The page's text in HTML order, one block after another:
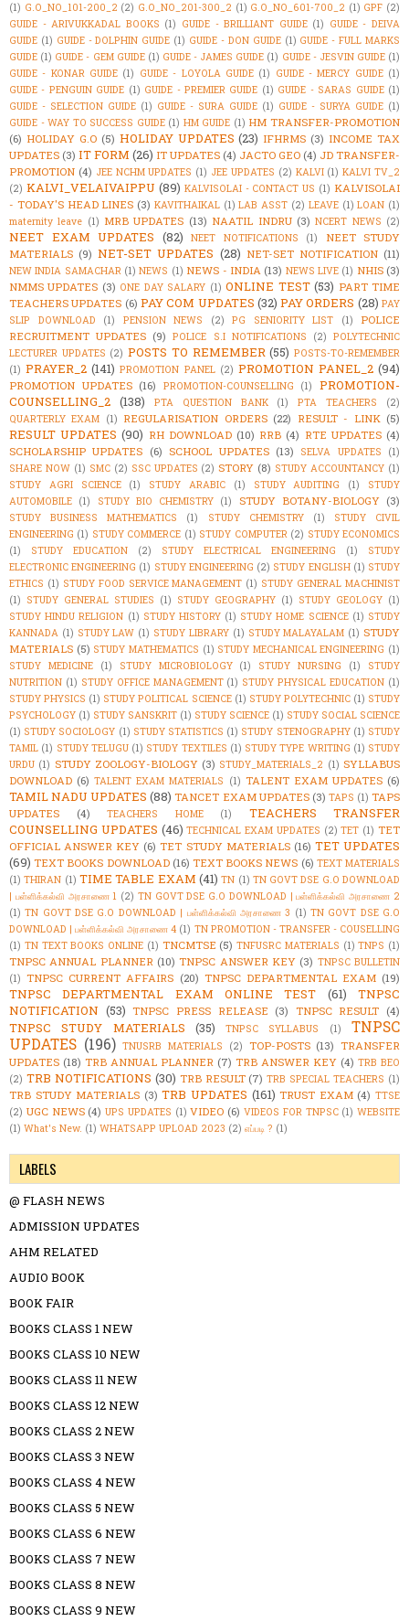
(1) G.O_NO_101-200_2 (2) G.O_NO_201-300_2 (1) G.O_NO_601-700_2 (1) GPF (2)
GUIDE - ARIVUKKADAL BOOKS (1) GUIDE - BRILLIANT GUIDE (1) GUIDE - DEIVA
GUIDE (1) GUIDE - DOLPHIN GUIDE (1) GUIDE - DON GUIDE (1) GUIDE - FULL MARKS
GUIDE (1) GUIDE - GEM GUIDE (1) GUIDE - JAMES GUIDE (1) GUIDE - JESVIN GUIDE (1)
GUIDE - KONAR GUIDE (1) GUIDE - LOYOLA GUIDE (1) GUIDE - MERCY GUIDE (1)
GUIDE - PENGUIN GUIDE (1) GUIDE - PREMIER GUIDE (1) GUIDE - SARAS GUIDE (1)
GUIDE - SELECTION GUIDE (1) GUIDE - SURA GUIDE (1) GUIDE - SURYA GUIDE (1)
GUIDE - WAY TO SUCCESS GUIDE (1) HM GUIDE (1) HM TRANSFER-PROMOTION
(6) HOLIDAY G.O (5) HOLIDAY UPDATES (23) IFHRMS (3) INCOME TAX
UPDATES (3) IT FORM (26) IT UPDATES (4) JACTO GEO (4) JD TRANSFER-
PROMOTION (4) JEE NCHM UPDATES (1) JEE UPDATES (2) KALVI (1) KALVI TV_2
(2) KALVI_VELAIVAIPPU (89) KALVISOLAI - CONTACT US (1) KALVISOLAI
- TODAY'S HEAD LINES (3) KAVITHAIKAL (1) LAB ASST (2) LEAVE (1) LOAN (1)
maternity leave (1) MRB UPDATES (13) NAATIL INDRU (3) NCERT NEWS (2)
NEET EXAM UPDATES (82) NEET NOTIFICATIONS (1)
NEET STUDY
MATERIALS (9) NET-SET UPDATES (28) NET-SET NOTIFICATION (11)
NEW INDIA SAMACHAR (1) NEWS (1) NEWS - INDIA (13) NEWS LIVE (1) NHIS (3)
NMMS UPDATES (3) ONE DAY SALARY (1) ONLINE TEST (53) PART TIME
TEACHERS UPDATES (6) PAY COM UPDATES (32) PAY ORDERS (28) PAY
SLIP DOWNLOAD
(1) PENSION NEWS (2) PG SENIORITY LIST (1)
POLICE
RECRUITMENT UPDATES (9) POLICE S.I NOTIFICATIONS (2) POLYTECHNIC
LECTURER UPDATES (2) POSTS TO REMEMBER (55) POSTS-TO-REMEMBER
(1) PRAYER_2 (141) PROMOTION PANEL (2) PROMOTION PANEL_2 (94)
PROMOTION UPDATES (16) PROMOTION-COUNSELLING (1)
PROMOTION-
COUNSELLING_2 (138) PTA QUESTION BANK (1) PTA TEACHERS
(2)
QUARTERLY EXAM (1) REGULARISATION ORDERS (22) RESULT - LINK (5)
RESULT UPDATES (90) RH DOWNLOAD (10) RRB (4) RTE UPDATES (4)
SCHOLARSHIP UPDATES (6) SCHOOL UPDATES (13) SELVA UPDATES
(1)
SHARE NOW (1) SMC (2) SSC UPDATES (2) STORY (8) STUDY ACCOUNTANCY (1)
STUDY AGRI SCIENCE
(1) STUDY ARABIC (1) STUDY AUDITING (1)
STUDY
AUTOMOBILE (1) STUDY BIO CHEMISTRY (1) STUDY BOTANY-BIOLOGY (3)
STUDY BUSINESS MATHEMATICS (1) STUDY CHEMISTRY (1)
STUDY CIVIL
ENGINEERING (1) STUDY COMMERCE (1) STUDY COMPUTER (2) STUDY ECONOMICS
(1)
STUDY EDUCATION (2) STUDY ELECTRICAL ENGINEERING (1)
STUDY
ELECTRONIC ENGINEERING (1) STUDY ENGINEERING (2) STUDY ENGLISH (1) STUDY
ETHICS (1) STUDY FOOD SERVICE MANAGEMENT (1) STUDY GENERAL MACHINIST
(1) STUDY GENERAL STUDIES (1) STUDY GEOGRAPHY (1) STUDY GEOLOGY (1)
STUDY HINDU RELIGION (1) STUDY HISTORY (1) STUDY HOME SCIENCE (1) STUDY
KANNADA (1) STUDY LAW (1) STUDY LIBRARY (1) STUDY MALAYALAM (1) STUDY
MATERIALS (5) STUDY MATHEMATICS (1) STUDY MECHANICAL ENGINEERING (1)
STUDY MEDICINE
(1) STUDY MICROBIOLOGY (1) STUDY NURSING (1)
STUDY
NUTRITION (1) STUDY OFFICE MANAGEMENT (1) STUDY PHYSICAL EDUCATION (1)
STUDY PHYSICS (1) STUDY POLITICAL SCIENCE (1) STUDY POLYTECHNIC (1) STUDY
PSYCHOLOGY (1) STUDY SANSKRIT (1) STUDY SCIENCE (1) STUDY SOCIAL SCIENCE
(1) STUDY SOCIOLOGY (1) STUDY STATISTICS (1) STUDY STENOGRAPHY (1) STUDY
TAMIL (1) STUDY TELUGU (1) STUDY TEXTILES (1) STUDY TYPE WRITING (1) STUDY
URDU (1) STUDY ZOOLOGY-BIOLOGY (3) STUDY_MATERIALS_2 (1) SYLLABUS
DOWNLOAD (6) TALENT EXAM MATERIALS (1) TALENT EXAM UPDATES (6)
TAMIL NADU UPDATES (88) TANCET EXAM UPDATES (3) TAPS (1) TAPS
UPDATES
(4) TEACHERS HOME (1)
TEACHERS TRANSFER
COUNSELLING UPDATES (46) TECHNICAL EXAM UPDATES (2) TET (1) TET
OFFICIAL ANSWER KEY (6) TET STUDY MATERIALS (16) TET UPDATES
(69) TEXT BOOKS DOWNLOAD (16) TEXT BOOKS NEWS (6) TEXT MATERIALS
(1) THIRAN (1) TIME TABLE EXAM (41) TN (1) TN GOVT DSE G.O DOWNLOAD
| பள்ளிக்கல்வி அரசாணை 1 (2) TN GOVT DSE G.O DOWNLOAD | பள்ளிக்கல்வி அரசாணை 2
(1) TN GOVT DSE G.O DOWNLOAD | பள்ளிக்கல்வி அரசாணை 3 (1) TN GOVT DSE G.O
DOWNLOAD | பள்ளிக்கல்வி அரசாணை 4 (1) TN PROMOTION - TRANSFER - COUSELLING
(1) TN TEXT BOOKS ONLINE (1) TNCMTSE (5) TNFUSRC MATERIALS (1) TNPS (1)
TNPSC ANNUAL PLANNER (10) TNPSC ANSWER KEY (3) TNPSC BULLETIN
(1) TNPSC CURRENT AFFAIRS (20) TNPSC DEPARTMENTAL EXAM (19)
TNPSC DEPARTMENTAL EXAM ONLINE TEST (61)
TNPSC
NOTIFICATION (53) TNPSC PRESS RELEASE (3) TNPSC RESULT (4)
TNPSC STUDY MATERIALS (35) TNPSC SYLLABUS (1)
TNPSC
UPDATES (196) TNUSRB MATERIALS (2) TOP-POSTS (13) TRANSFER
UPDATES (18) TRB ANNUAL PLANNER (7) TRB ANSWER KEY (4) TRB BEO
(2) TRB NOTIFICATIONS (30) TRB RESULT (7) TRB SPECIAL TEACHERS (1)
TRB STUDY MATERIALS (3) TRB UPDATES (161) TRUST EXAM (4) TTSE
(2) UGC NEWS (4) UPS UPDATES (1) VIDEO (6) VIDEOS FOR TNPSC (1) WEBSITE
(1) What's New. (1) WHATSAPP UPLOAD 2023 (2) எப்படி ? (1)
LABELS
@ FLASH NEWS
ADMISSION UPDATES
AHM RELATED
AUDIO BOOK
BOOK FAIR
BOOKS CLASS 1 NEW
BOOKS CLASS 10 NEW
BOOKS CLASS 11 NEW
BOOKS CLASS 12 NEW
BOOKS CLASS 2 NEW
BOOKS CLASS 3 NEW
BOOKS CLASS 4 NEW
BOOKS CLASS 5 NEW
BOOKS CLASS 6 NEW
BOOKS CLASS 7 NEW
BOOKS CLASS 8 NEW
BOOKS CLASS 9 NEW